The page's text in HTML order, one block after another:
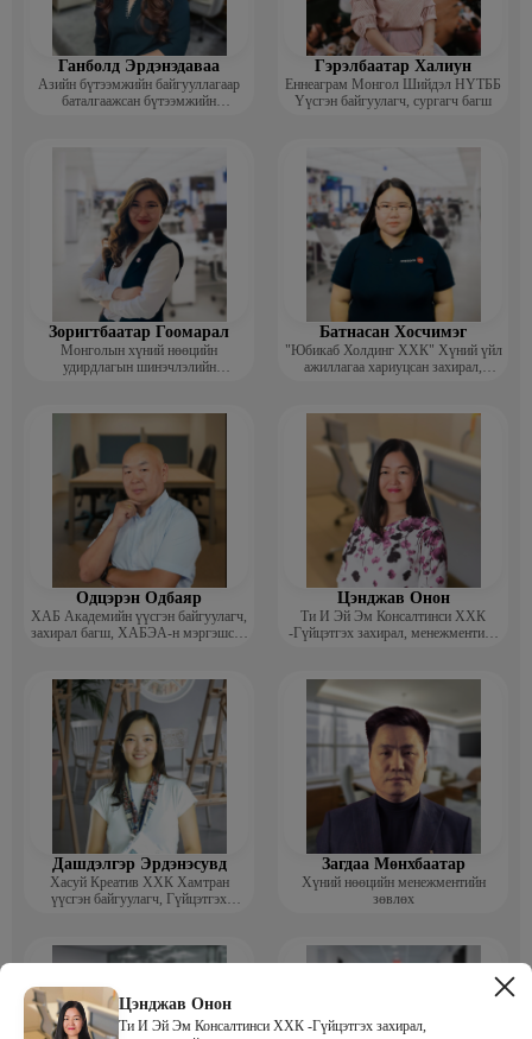
Цэнджав Онон
Ти И Эй Эм Консалтинси ХХК -Гүйцэтгэх захирал,
Ганболд Эрдэнэдаваа
Азийн бүтээмжийн байгууллагаар
баталгаажсан бүтээмжийн
Гэрэлбаатар Халиун
Еннеаграм Монгол Шийдэл НҮТББ
Үүсгэн байгуулагч, сургагч багш
Зоригтбаатар Гоомарал
Монголын хүний нөөцийн
удирдлагын шинэчлэлийн
Батнасан Хосчимэг
"Юбикаб Холдинг ХХК" Хүний үйл
ажиллагаа хариуцсан захирал,
Одцэрэн Одбаяр
ХАБ Академийн үүсгэн байгуулагч,
захирал багш, ХАБЭА-н мэргэшсэн
Цэнджав Онон
Ти И Эй Эм Консалтинси ХХК
-Гүйцэтгэх захирал, менежментийн
Дашдэлгэр Эрдэнэсувд
Хасуй Креатив ХХК Хамтран
үүсгэн байгуулагч, Гүйцэтгэх
Загдаа Мөнхбаатар
Хүний нөөцийн менежментийн
зөвлөх